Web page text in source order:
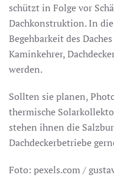
schützt in Folge vor
Dachkonstruktion. In
Begehbarkeit des
Kaminkehrer,
werden.
Sollten sie planen,
thermische
stehen ihnen die
Dachdeckerbetriebe
Foto: pexels.com /